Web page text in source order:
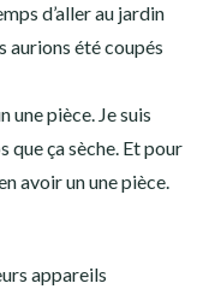
d’aller au jardin
aurions été coupés
une pièce. Je suis
que ça sèche. Et pour
avoir un une pièce.
appareils